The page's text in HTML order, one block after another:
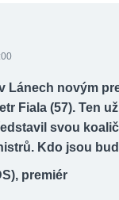
Lánech novým
Fiala (57). Ten
svou
Kdo jsou
premiér